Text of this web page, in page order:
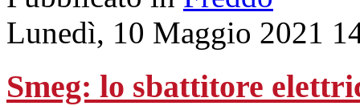
Lunedì, 10 Maggio 2021
Smeg: lo sbattitore